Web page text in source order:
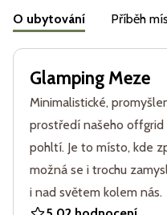
O ubytování Příběh
Glamping Meze
Minimalistické,
prostředí našeho offgrid
pohltí. Je to místo, kde
možná se i trochu
i nad světem kolem nás.